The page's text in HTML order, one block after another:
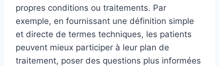
propres conditions ou traitements. Par
exemple, en fournissant une définition simple
et directe de termes techniques, les patients
peuvent mieux participer à leur plan de
traitement, poser des questions plus informées